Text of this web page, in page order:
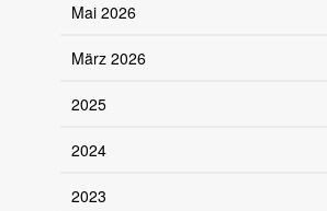
Mai 2026
März 2026
2025
2024
2023